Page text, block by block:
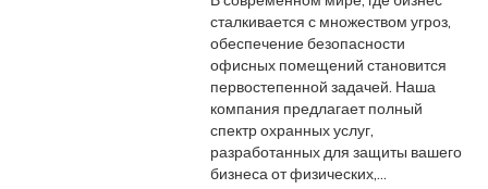
сталкивается с множеством угроз,
обеспечение безопасности
офисных помещений становится
первостепенной задачей. Наша
компания предлагает полный
спектр охранных услуг,
разработанных для защиты вашего
бизнеса от физических,…